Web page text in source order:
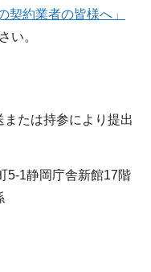
契約業者の皆様へ」
い。
たは持参により提出
5-1静岡庁舎新館17階